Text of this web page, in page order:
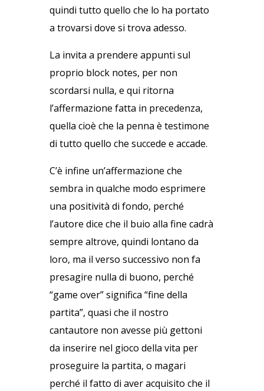
quindi tutto quello che lo ha portato
a trovarsi dove si trova adesso.
La invita a prendere appunti sul
proprio block notes, per non
scordarsi nulla, e qui ritorna
l’affermazione fatta in precedenza,
quella cioè che la penna è testimone
di tutto quello che succede e accade.
C’è infine un’affermazione che
sembra in qualche modo esprimere
una positività di fondo, perché
l’autore dice che il buio alla fine cadrà
sempre altrove, quindi lontano da
loro, ma il verso successivo non fa
presagire nulla di buono, perché
“game over” significa “fine della
partita”, quasi che il nostro
cantautore non avesse più gettoni
da inserire nel gioco della vita per
proseguire la partita, o magari
perché il fatto di aver acquisito che il